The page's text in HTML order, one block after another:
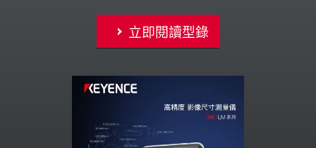
立即閱讀型錄